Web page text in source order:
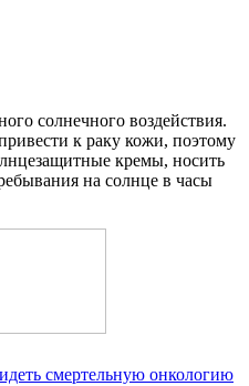
солнечного воздействия.
к раку кожи, поэтому
кремы, носить
на солнце в часы
смертельную онкологию